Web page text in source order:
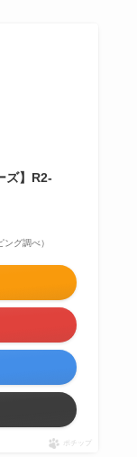
ズ】R2-
グ調べ）
ポチップ